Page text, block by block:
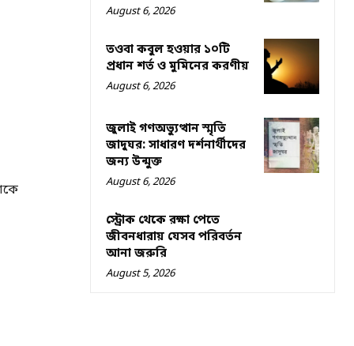
August 6, 2026
তওবা কবুল হওয়ার ১০টি
প্রধান শর্ত ও মুমিনের করণীয়
August 6, 2026
জুলাই গণঅভ্যুত্থান স্মৃতি
জাদুঘর: সাধারণ দর্শনার্থীদের
জন্য উন্মুক্ত
August 6, 2026
স্ট্রোক থেকে রক্ষা পেতে
জীবনধারায় যেসব পরিবর্তন
আনা জরুরি
August 5, 2026